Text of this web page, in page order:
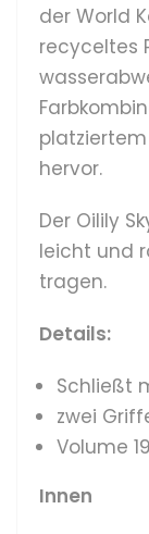
der World
recyceltes
hervor.
Der Oilily
leicht und
tragen.
Details:
Schließt
zwei
Volume
Innen